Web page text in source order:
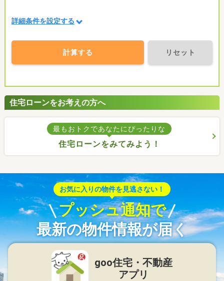
詳細条件を設定する
計算する リセット
住宅ローンをお考えの方へ
最もおトクであなたにぴったりな
住宅ローンをみてみよう！
お気に入りの物件を見逃さない！
プッシュ通知で
最新の物件情報が届く
goo住宅・不動産
アプリ